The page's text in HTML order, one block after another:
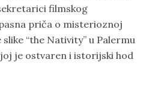
filmskog
priča o misterioznoj
“the Nativity” u Palermu
je ostvaren i istorijski hod